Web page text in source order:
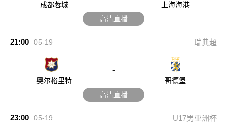
成都蓉城
上海海港
高清直播
21:00 05-19 瑞典超
奥尔格里特
-
哥德堡
高清直播
23:00 05-19 U17男亚洲杯